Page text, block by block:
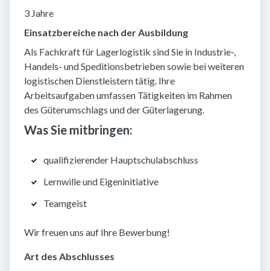
3 Jahre
Einsatzbereiche nach der Ausbildung
Als Fachkraft für Lagerlogistik sind Sie in Industrie-,
Handels- und Speditionsbetrieben sowie bei weiteren
logistischen Dienstleistern tätig. Ihre
Arbeitsaufgaben umfassen Tätigkeiten im Rahmen
des Güterumschlags und der Güterlagerung.
Was Sie mitbringen:
qualifizierender Hauptschulabschluss
Lernwille und Eigeninitiative
Teamgeist
Wir freuen uns auf Ihre Bewerbung!
Art des Abschlusses